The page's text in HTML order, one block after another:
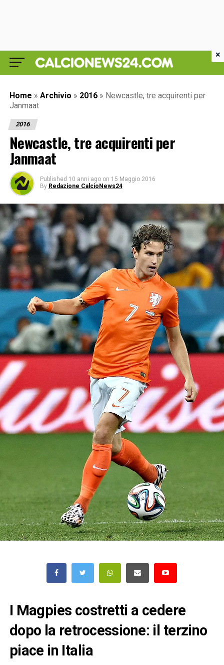
Home » Archivio » 2016 » Newcastle, tre acquirenti per
Janmaat
2016
Newcastle, tre acquirenti per
Janmaat
Published 10 anni ago on 15 Maggio 2016
By Redazione CalcioNews24
I Magpies costretti a cedere
dopo la retrocessione: il terzino
piace in Italia
×